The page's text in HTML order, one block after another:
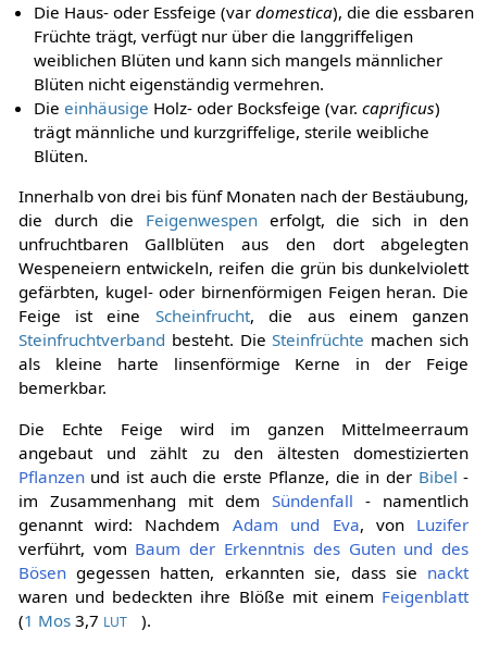
Die Haus- oder Essfeige (vardomestica), die die essbaren
Früchte trägt, verfügt nur über die langgriffeligen
weiblichen Blüten und kann sich mangels männlicher
Blüten nicht eigenständig vermehren.
Dieeinhäusige Holz- oder Bocksfeige (var.caprificus)
trägt männliche und kurzgriffelige, sterile weibliche
Blüten.
Innerhalb von drei bis fünf Monaten nach der Bestäubung,
die durch die Feigenwespenerfolgt, die sich in den
unfruchtbaren Gallblüten aus den dort abgelegten
Wespeneiern entwickeln, reifen die grün bis dunkelviolett
gefärbten, kugel- oder birnenförmigen Feigen heran. Die
Feige ist eine Scheinfrucht, die aus einem ganzen
Steinfruchtverband besteht. DieSteinfrüchte machen sich
als kleine harte linsenförmige Kerne in der Feige
bemerkbar.
Die Echte Feige wird im ganzen Mittelmeerraum
angebaut und zählt zu den ältesten domestizierten
Pflanzenund ist auch die erste Pflanze, die in der Bibel -
im Zusammenhang mit demSündenfall - namentlich
genannt wird: Nachdem Adam und Eva, von Luzifer
verführt, vom Baum der Erkenntnis des Guten und des
Bösengegessen hatten, erkannten sie, dass sie nackt
waren und bedeckten ihre Blöße mit einem Feigenblatt
(1 Mos3,7 LUT ).